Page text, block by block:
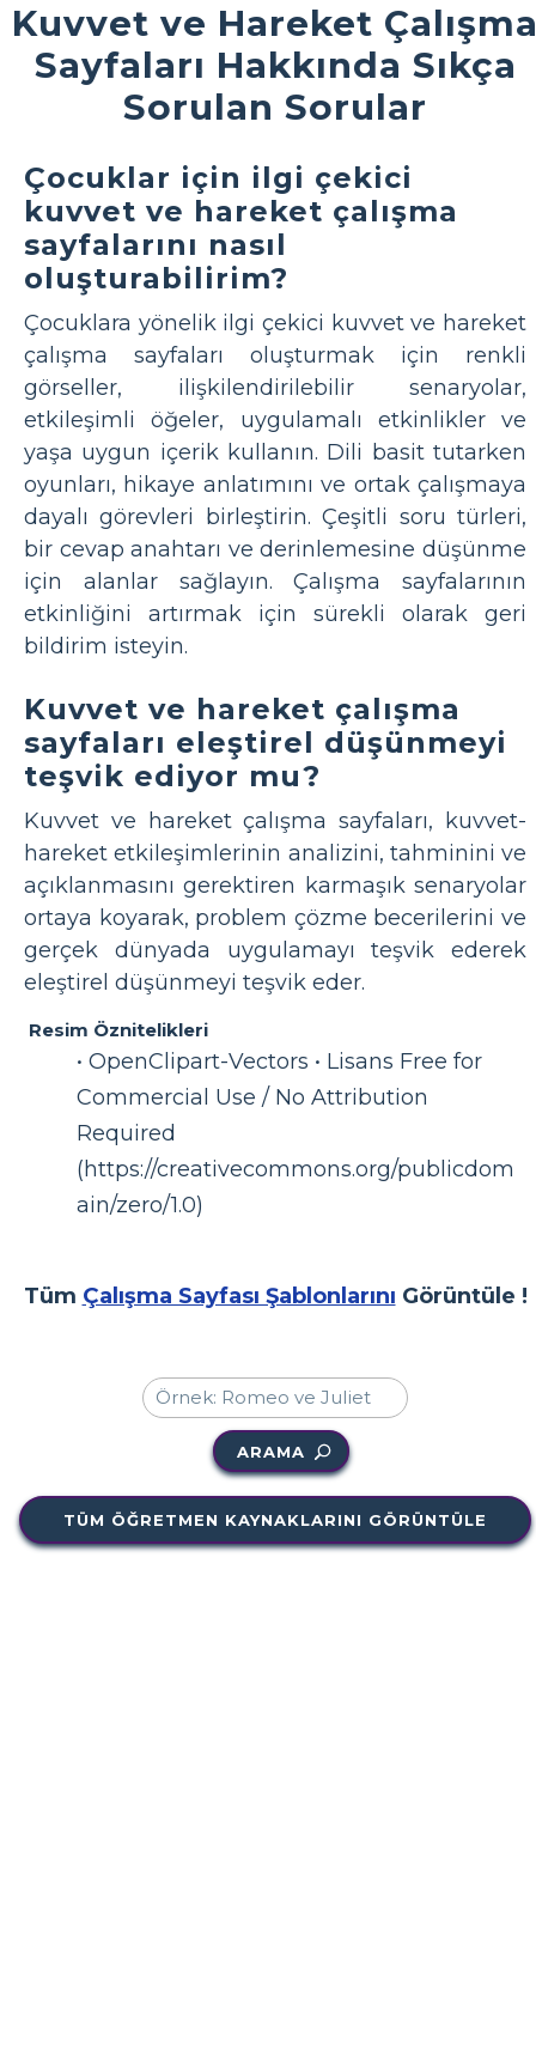
Kuvvet ve Hareket
Sayfaları Hakkında Sıkça
Sorulan Sorular
Çocuklar için ilgi çekici
kuvvet ve hareket çalışma
sayfalarını nasıl
oluşturabilirim?
Çocuklara yönelik ilgi çekici kuvvet ve hareket
çalışma sayfaları oluşturmak için renkli
görseller, ilişkilendirilebilir senaryolar,
etkileşimli öğeler, uygulamalı etkinlikler ve
yaşa uygun içerik kullanın. Dili basit tutarken
oyunları, hikaye anlatımını ve ortak çalışmaya
dayalı görevleri birleştirin. Çeşitli soru türleri,
bir cevap anahtarı ve derinlemesine düşünme
için alanlar sağlayın. Çalışma sayfalarının
etkinliğini artırmak için sürekli olarak geri
bildirim isteyin.
Kuvvet ve hareket çalışma
sayfaları eleştirel düşünmeyi
teşvik ediyor mu?
Kuvvet ve hareket çalışma sayfaları, kuvvet-
hareket etkileşimlerinin analizini, tahminini ve
açıklanmasını gerektiren karmaşık senaryolar
ortaya koyarak, problem çözme becerilerini ve
gerçek dünyada uygulamayı teşvik ederek
eleştirel düşünmeyi teşvik eder.
Resim Öznitelikleri
• OpenClipart-Vectors • Lisans Free for
Commercial Use / No Attribution
Required
(https://creativecommons.org/publicdom
ain/zero/1.0)
Tüm Çalışma Sayfası Şablonlarını Görüntüle !
ARAMA
TÜM ÖĞRETMEN KAYNAKLARINI GÖRÜNTÜLE